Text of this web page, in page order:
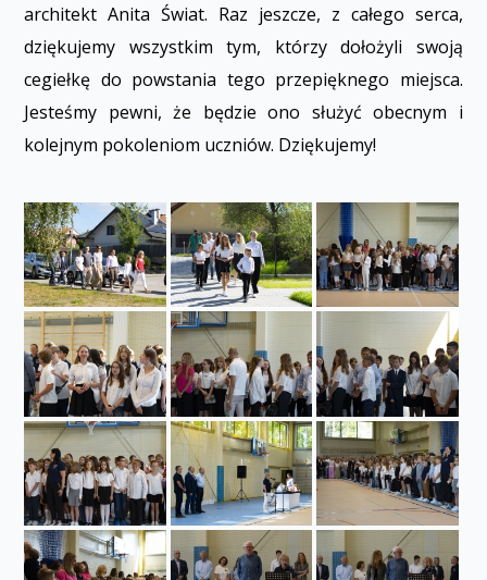
architekt Anita Świat. Raz jeszcze, z całego serca,
dziękujemy wszystkim tym, którzy dołożyli swoją
cegiełkę do powstania tego przepięknego miejsca.
Jesteśmy pewni, że będzie ono służyć obecnym i
kolejnym pokoleniom uczniów. Dziękujemy!